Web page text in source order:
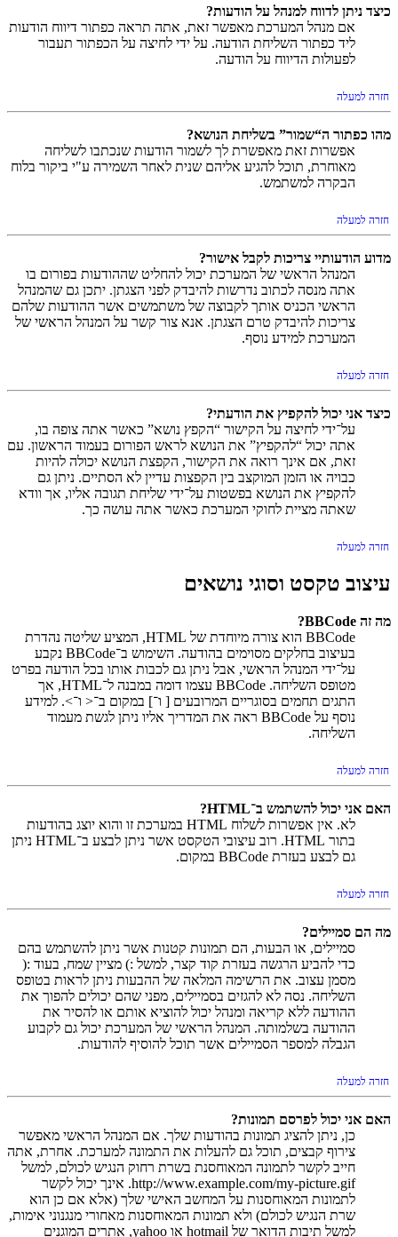
כיצד ניתן לדווח למנהל על הודעות?
אם מנהל המערכת מאפשר זאת, אתה תראה כפתור דיווח הודעות
ליד כפתור השליחת הודעה. על ידי לחיצה על הכפתור תעבור
לפעולות הדיווח על הודעה.
חזרה למעלה
מהו כפתור ה“שמור” בשליחת הנושא?
אפשרות זאת מאפשרת לך לשמור הודעות שנכתבו לשליחה
מאוחרת, תוכל להגיע אליהם שנית לאחר השמירה ע"י ביקור בלוח
הבקרה למשתמש.
חזרה למעלה
מדוע הודעותיי צריכות לקבל אישור?
המנהל הראשי של המערכת יכול להחליט שההודעות בפורום בו
אתה מנסה לכתוב נדרשות להיבדק לפני הצגתן. יתכן גם שהמנהל
הראשי הכניס אותך לקבוצה של משתמשים אשר ההודעות שלהם
צריכות להיבדק טרם הצגתן. אנא צור קשר על המנהל הראשי של
המערכת למידע נוסף.
חזרה למעלה
כיצד אני יכול להקפיץ את הודעתי?
על־ידי לחיצה על הקישור “הקפץ נושא” כאשר אתה צופה בו,
אתה יכול “להקפיץ” את הנושא לראש הפורום בעמוד הראשון. עם
זאת, אם אינך רואה את הקישור, הקפצת הנושא יכולה להיות
כבויה או הזמן המוקצב בין הקפצות עדיין לא הסתיים. ניתן גם
להקפיץ את הנושא בפשטות על־ידי שליחת תגובה אליו, אך וודא
שאתה מציית לחוקי המערכת כאשר אתה עושה כך.
חזרה למעלה
עיצוב טקסט וסוגי נושאים
מה זה BBCode?
BBCode הוא צורה מיוחדת של HTML, המציע שליטה נהדרת
בעיצוב בחלקים מסוימים בהודעה. השימוש ב־BBCode נקבע
על־ידי המנהל הראשי, אבל ניתן גם לכבות אותו בכל הודעה בפרט
מטופס השליחה. BBCode עצמו דומה במבנה ל־HTML, אך
התגים תחמים בסוגריים המרובעים [ ו־] במקום ב־< ו־>. למידע
נוסף על BBCode ראה את המדריך אליו ניתן לגשת מעמוד
השליחה.
חזרה למעלה
האם אני יכול להשתמש ב־HTML?
לא. אין אפשרות לשלוח HTML במערכת זו והוא יוצג בהודעות
בתור HTML. רוב עיצובי הטקסט אשר ניתן לבצע ב־HTML ניתן
גם לבצע בעזרת BBCode במקום.
חזרה למעלה
מה הם סמיילים?
סמיילים, או הבעות, הם תמונות קטנות אשר ניתן להשתמש בהם
כדי להביע הרגשה בעזרת קוד קצר, למשל :) מציין שמח, בעוד :(
מסמן עצוב. את הרשימה המלאה של ההבעות ניתן לראות בטופס
השליחה. נסה לא להגזים בסמיילים, מפני שהם יכולים להפוך את
ההודעה ללא קריאה ומנהל יכול להוציא אותם או להסיר את
ההודעה בשלמותה. המנהל הראשי של המערכת יכול גם לקבוע
הגבלה למספר הסמיילים אשר תוכל להוסיף להודעות.
חזרה למעלה
האם אני יכול לפרסם תמונות?
כן, ניתן להציג תמונות בהודעות שלך. אם המנהל הראשי מאפשר
צירוף קבצים, תוכל גם להעלות את התמונה למערכת. אחרת, אתה
חייב לקשר לתמונה המאוחסנת בשרת רחוק הנגיש לכולם, למשל
http://www.example.com/my-picture.gif. אינך יכול לקשר
לתמונות המאוחסנות על המחשב האישי שלך (אלא אם כן הוא
שרת הנגיש לכולם) ולא תמונות המאוחסנות מאחורי מנגנוני אימות,
למשל תיבות הדואר של hotmail או yahoo, אתרים המוגנים